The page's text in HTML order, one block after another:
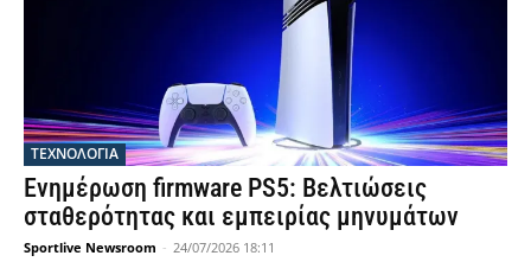
ΤΕΧΝΟΛΟΓΙΑ
Ενημέρωση firmware PS5: Βελτιώσεις
σταθερότητας και εμπειρίας μηνυμάτων
Sportlive Newsroom - 24/07/2026 18:11